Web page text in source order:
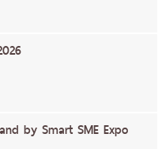
by Smart SME Expo